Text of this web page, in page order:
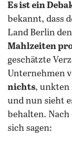
es ist ein
bekannt, dass
Land Berlin
Mahlzeiten
geschätzte
Unternehmen
nichts, unkten
und nun sieht
behalten.
sich sagen: